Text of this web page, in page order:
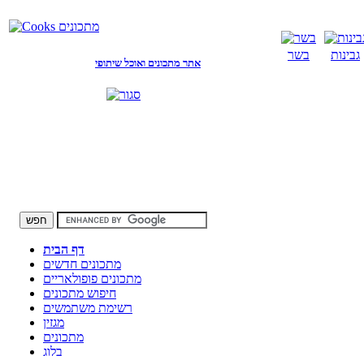
אתר מתכונים ואוכל שיתופי
בשר גבינות
דף הבית
מתכונים חדשים
מתכונים פופולאריים
חיפוש מתכונים
רשימת משתמשים
מגזין
מתכונים
בלוג